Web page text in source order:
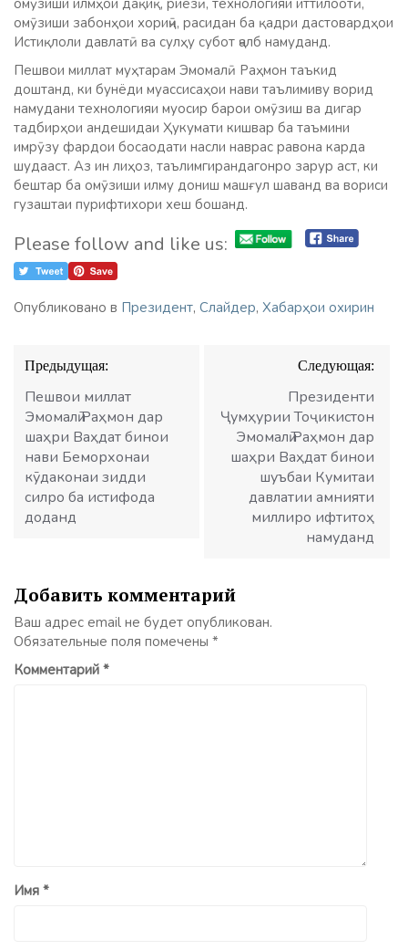
омӯзиши илмҳои дақиқ, риёзӣ, технологияи иттилоотӣ,
омӯзиши забонҳои хориҷӣ, расидан ба қадри дастовардҳои
Истиқлоли давлатӣ ва сулҳу субот ҷалб намуданд.
Пешвои миллат муҳтарам Эмомалӣ Раҳмон таъкид
доштанд, ки бунёди муассисаҳои нави таълимиву ворид
намудани технологияи муосир барои омӯзиш ва дигар
тадбирҳои андешидаи Ҳукумати кишвар ба таъмини
имрӯзу фардои босаодати насли наврас равона карда
шудааст. Аз ин лиҳоз, таълимгирандагонро зарур аст, ки
бештар ба омӯзиши илму дониш машғул шаванд ва вориси
гузаштаи пурифтихори хеш бошанд.
Please follow and like us:
Опубликовано в Президент, Слайдер, Хабарҳои охирин
Навигация
по
записям
Предыдущая:
Пешвои миллат
Эмомалӣ Раҳмон дар
шаҳри Ваҳдат бинои
нави Беморхонаи
кӯдаконаи зидди
силро ба истифода
доданд
Следующая:
Президенти
Ҷумҳурии Тоҷикистон
Эмомалӣ Раҳмон дар
шаҳри Ваҳдат бинои
шуъбаи Кумитаи
давлатии амнияти
миллиро ифтитоҳ
намуданд
Добавить комментарий
Ваш адрес email не будет опубликован.
Обязательные поля помечены *
Комментарий *
Имя *